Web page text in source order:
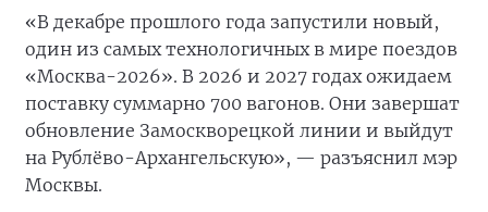
«В декабре прошлого года запустили новый,
один из самых технологичных в мире поездов
«Москва-2026». В 2026 и 2027 годах ожидаем
поставку суммарно 700 вагонов. Они завершат
обновление Замоскворецкой линии и выйдут
на Рублёво-Архангельскую», — разъяснил мэр
Москвы.